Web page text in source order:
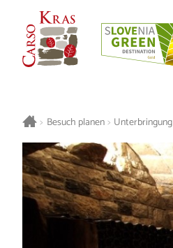
> Besuch planen > Unterbringung